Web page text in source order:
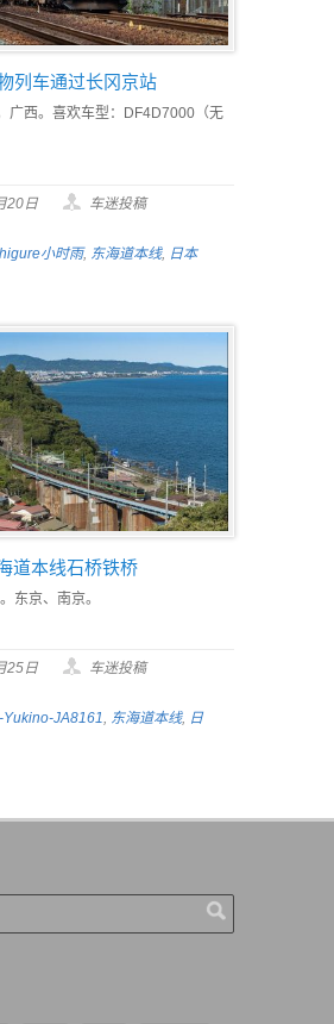
列车通过长冈京站
广西。喜欢车型：DF4D7000（无
20日
车迷投稿
小时雨, 东海道本线, 日本
道本线石桥铁桥
东京、南京。
25日
车迷投稿
Yukino-JA8161, 东海道本线, 日